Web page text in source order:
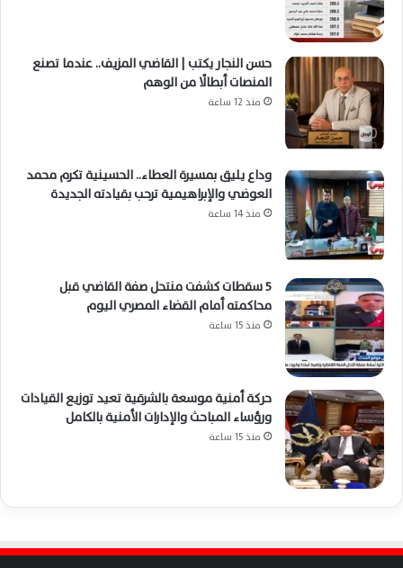
حسن النجار يكتب | القاضي المزيف.. عندما تصنع
المنصات أبطالًا من الوهم
منذ 12 ساعة
وداع يليق بمسيرة العطاء.. الحسينية تكرم محمد
العوضي والإبراهيمية ترحب بقيادته الجديدة
منذ 14 ساعة
5 سقطات كشفت منتحل صفة القاضي قبل
محاكمته أمام القضاء المصري اليوم
منذ 15 ساعة
حركة أمنية موسعة بالشرقية تعيد توزيع القيادات
ورؤساء المباحث والإدارات الأمنية بالكامل
منذ 15 ساعة